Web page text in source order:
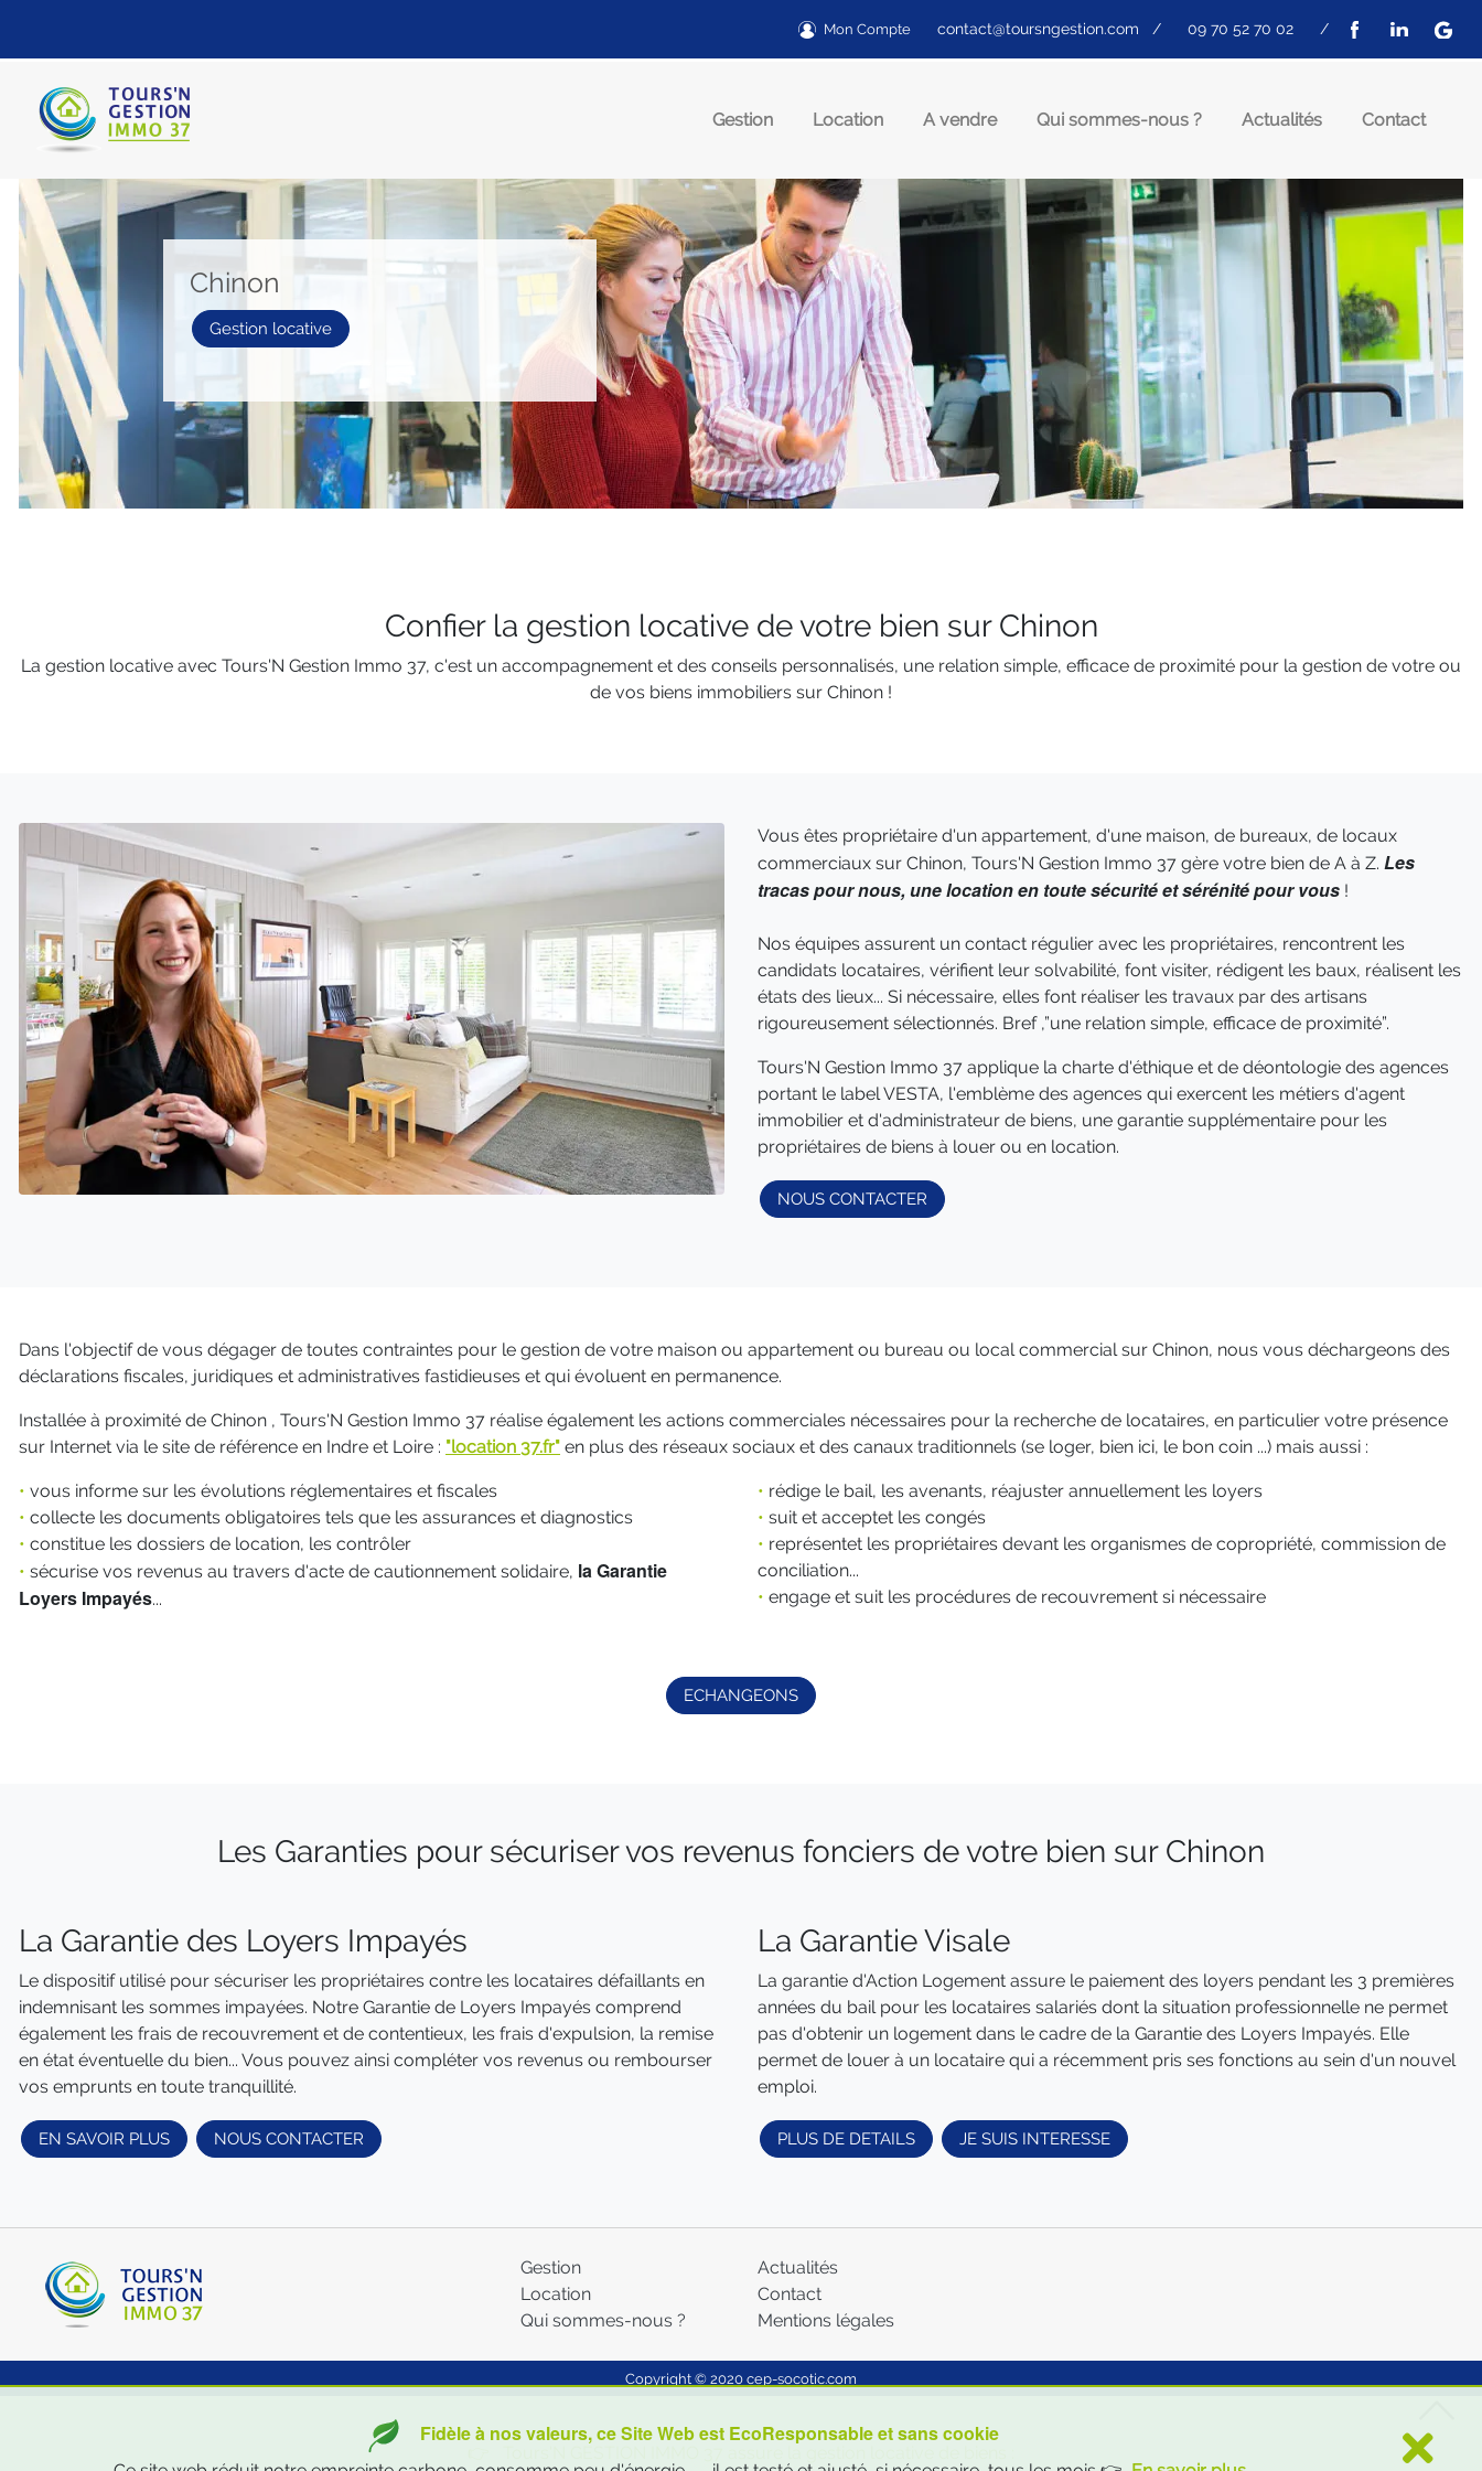
Mon Compte contact@toursngestion.com / 09 70 52 70 02 /
Gestion Location A vendre Qui sommes-nous ? Actualités Contact
Chinon
Gestion locative
Confier la gestion locative de votre bien sur Chinon
La gestion locative avec Tours'N Gestion Immo 37, c'est un accompagnement et des conseils personnalisés, une relation simple, efficace de proximité pour la gestion de votre ou
de vos biens immobiliers sur Chinon !
Vous êtes propriétaire d'un appartement, d'une maison, de bureaux, de locaux
commerciaux sur Chinon, Tours'N Gestion Immo 37 gère votre bien de A à Z. Les
tracas pour nous, une location en toute sécurité et sérénité pour vous !
Nos équipes assurent un contact régulier avec les propriétaires, rencontrent les
candidats locataires, vérifient leur solvabilité, font visiter, rédigent les baux, réalisent les
états des lieux... Si nécessaire, elles font réaliser les travaux par des artisans
rigoureusement sélectionnés. Bref ,”une relation simple, efficace de proximité”.
Tours'N Gestion Immo 37 applique la charte d'éthique et de déontologie des agences
portant le label VESTA, l'emblème des agences qui exercent les métiers d'agent
immobilier et d'administrateur de biens, une garantie supplémentaire pour les
propriétaires de biens à louer ou en location.
NOUS CONTACTER
Dans l'objectif de vous dégager de toutes contraintes pour le gestion de votre maison ou appartement ou bureau ou local commercial sur Chinon, nous vous déchargeons des
déclarations fiscales, juridiques et administratives fastidieuses et qui évoluent en permanence.
Installée à proximité de Chinon , Tours'N Gestion Immo 37 réalise également les actions commerciales nécessaires pour la recherche de locataires, en particulier votre présence
sur Internet via le site de référence en Indre et Loire : "location 37.fr" en plus des réseaux sociaux et des canaux traditionnels (se loger, bien ici, le bon coin ...) mais aussi :
• vous informe sur les évolutions réglementaires et fiscales
• collecte les documents obligatoires tels que les assurances et diagnostics
• constitue les dossiers de location, les contrôler
• sécurise vos revenus au travers d'acte de cautionnement solidaire, la Garantie
Loyers Impayés...
• rédige le bail, les avenants, réajuster annuellement les loyers
• suit et acceptet les congés
• représentet les propriétaires devant les organismes de copropriété, commission de
conciliation...
• engage et suit les procédures de recouvrement si nécessaire
ECHANGEONS
Les Garanties pour sécuriser vos revenus fonciers de votre bien sur Chinon
La Garantie des Loyers Impayés
Le dispositif utilisé pour sécuriser les propriétaires contre les locataires défaillants en
indemnisant les sommes impayées. Notre Garantie de Loyers Impayés comprend
également les frais de recouvrement et de contentieux, les frais d'expulsion, la remise
en état éventuelle du bien... Vous pouvez ainsi compléter vos revenus ou rembourser
vos emprunts en toute tranquillité.
EN SAVOIR PLUS NOUS CONTACTER
La Garantie Visale
La garantie d'Action Logement assure le paiement des loyers pendant les 3 premières
années du bail pour les locataires salariés dont la situation professionnelle ne permet
pas d'obtenir un logement dans le cadre de la Garantie des Loyers Impayés. Elle
permet de louer à un locataire qui a récemment pris ses fonctions au sein d'un nouvel
emploi.
PLUS DE DETAILS JE SUIS INTERESSE
Fidèle à nos valeurs, ce Site Web est EcoResponsable et sans cookie
Gestion
Location
Qui sommes-nous ?
Actualités
Contact
Mentions légales
Copyright © 2020 cep-socotic.com